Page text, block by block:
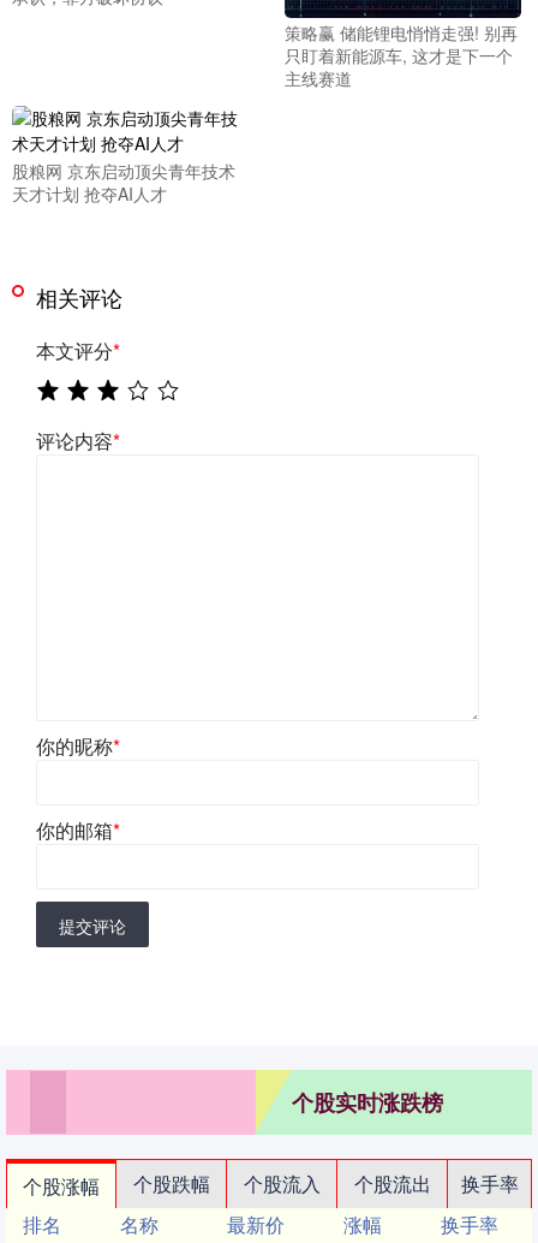
策略赢 储能锂电悄悄走强! 别再
只盯着新能源车, 这才是下一个
主线赛道
股粮网 京东启动顶尖青年技术
天才计划 抢夺AI人才
相关评论
本文评分*
评论内容*
你的昵称*
你的邮箱*
提交评论
个股实时涨跌榜
个股涨幅 个股跌幅 个股流入 个股流出
换手率
排名
名称 最新价 涨幅
换手率